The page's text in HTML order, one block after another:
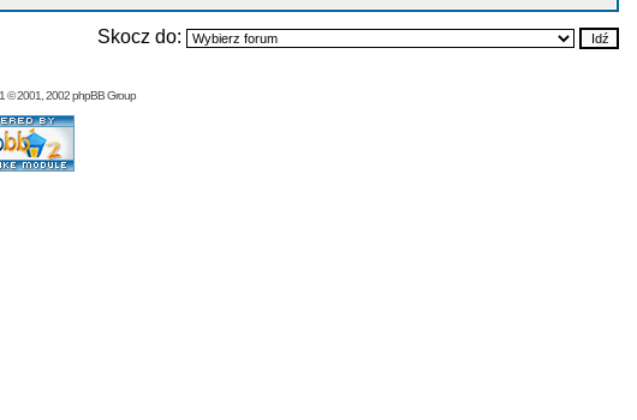
Skocz do:
© 2001, 2002 phpBB Group